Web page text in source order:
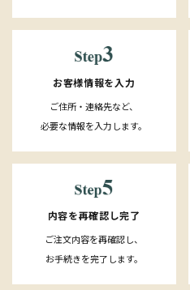
お客様情報を入力
ご住所・連絡先など、
必要な情報を入力します。
内容を再確認し完了
ご注文内容を再確認し、
お手続きを完了します。